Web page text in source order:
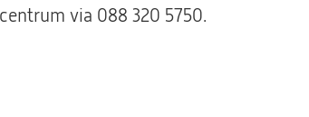
via 088 320 5750.